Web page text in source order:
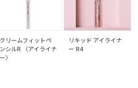
クリームフィットペ
ンシルR 〈アイライナ
ー〉
リキッド アイライナ
ー R4